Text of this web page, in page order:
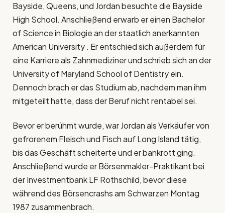
Bayside, Queens, und Jordan besuchte die Bayside
High School. Anschließend erwarb er einen Bachelor
of Science in Biologie an der staatlich anerkannten
American University . Er entschied sich außerdem für
eine Karriere als Zahnmediziner und schrieb sich an der
University of Maryland School of Dentistry ein.
Dennoch brach er das Studium ab, nachdem man ihm
mitgeteilt hatte, dass der Beruf nicht rentabel sei.
Bevor er berühmt wurde, war Jordan als Verkäufer von
gefrorenem Fleisch und Fisch auf Long Island tätig,
bis das Geschäft scheiterte und er bankrott ging.
Anschließend wurde er Börsenmakler-Praktikant bei
der Investmentbank LF Rothschild, bevor diese
während des Börsencrashs am Schwarzen Montag
1987 zusammenbrach.